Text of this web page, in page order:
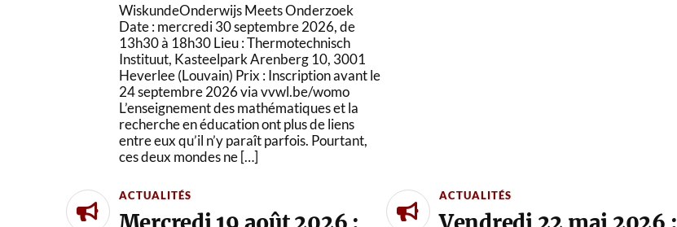
WiskundeOnderwijs Meets Onderzoek
Date : mercredi 30 septembre 2026, de
13h30 à 18h30 Lieu : Thermotechnisch
Instituut, Kasteelpark Arenberg 10, 3001
Heverlee (Louvain) Prix : Inscription avant le
24 septembre 2026 via vvwl.be/womo
L’enseignement des mathématiques et la
recherche en éducation ont plus de liens
entre eux qu’il n’y paraît parfois. Pourtant,
ces deux mondes ne […]
ACTUALITÉS ACTUALITÉS